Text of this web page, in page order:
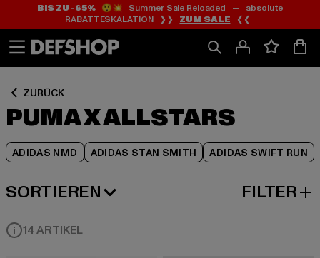
Zum
Inhalt
springen
Zum
Fußzeile
springen
BIS ZU -65%😲💥 Summer Sale Reloaded — absolute
RABATTESKALATION ❯❯ ZUM SALE ❮❮
ZURÜCK
PUMA X ALLSTARS
ADIDAS NMD ADIDAS STAN SMITH ADIDAS SWIFT RUN
Zum
Produktraster
springen
SORTIEREN
BELIEBTESTE FILTER
14 ARTIKEL